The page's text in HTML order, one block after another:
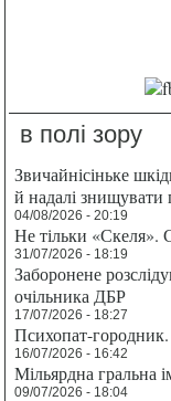
в полі зору
Звичайнісіньке
й надалі
04/08/2026 - 20:19
Не тільки
31/07/2026 - 18:19
Заборонене
очільника ДБР
17/07/2026 - 18:27
Психопат-
16/07/2026 - 16:42
Мільярдна гральна
09/07/2026 - 18:04